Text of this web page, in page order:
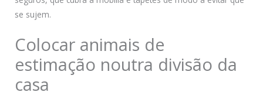
se sujem.
Colocar animais de
estimação noutra divisão da
casa